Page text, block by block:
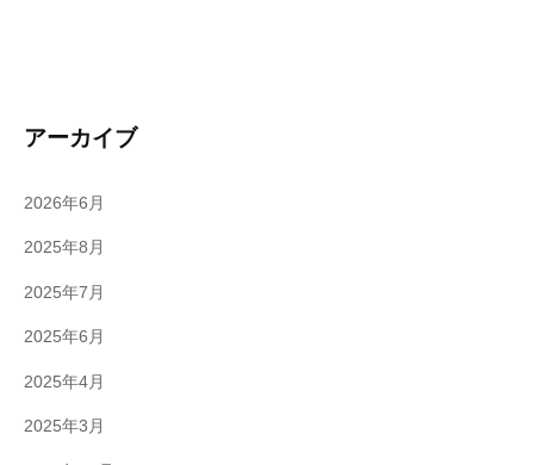
アーカイブ
2026年6月
2025年8月
2025年7月
2025年6月
2025年4月
2025年3月